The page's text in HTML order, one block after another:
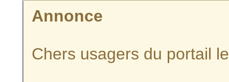
Annonce
Chers usagers du portail